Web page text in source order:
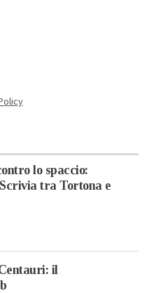
lo spaccio:
tra Tortona e
il